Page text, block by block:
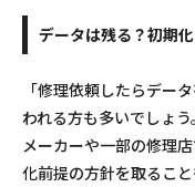
データは残る？初期
「修理依頼したらデー
われる方も多いでしょう。
メーカーや一部の修理
化前提の方針を取ること